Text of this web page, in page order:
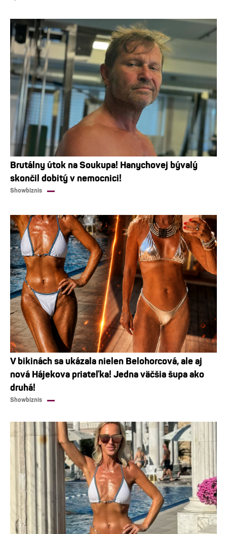
Brutálny útok na Soukupa! Hanychovej bývalý
skončil dobitý v nemocnici!
Showbiznis
V bikinách sa ukázala nielen Belohorcová, ale aj
nová Hájekova priateľka! Jedna väčšia šupa ako
druhá!
Showbiznis